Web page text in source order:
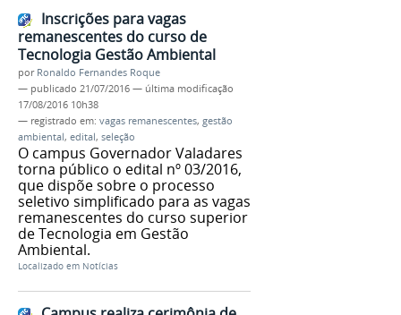
Inscrições para vagas
remanescentes do curso de
Tecnologia Gestão Ambiental
por Ronaldo Fernandes Roque
— publicado 21/07/2016 — última modificação
17/08/2016 10h38
— registrado em: vagas remanescentes, gestão
ambiental, edital, seleção
O campus Governador Valadares
torna público o edital nº 03/2016,
que dispõe sobre o processo
seletivo simplificado para as vagas
remanescentes do curso superior
de Tecnologia em Gestão
Ambiental.
Localizado em Notícias